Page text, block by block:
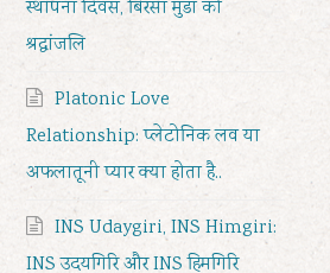
स्थापना दिवस, बिरसा मुंडा को
श्रद्धांजलि
Platonic Love
Relationship: प्लेटोनिक लव या
अफलातूनी प्यार क्या होता है..
INS Udaygiri, INS Himgiri:
INS उदयगिरि और INS हिमगिरि